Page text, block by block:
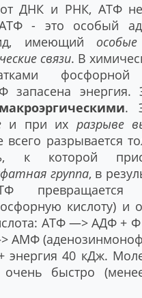
ДНК и РНК, АТФ не
- это особый
имеющий
связи. В
фосфорной
запасена энергия.
макроэргическими.
и при их разрыве
разрывается
, к которой
группа, в
кислоту) и
АТФ —> АДФ + Ф
АМФ
энергия 40 кДж.
очень быстро